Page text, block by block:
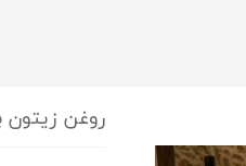
روغن زیتون